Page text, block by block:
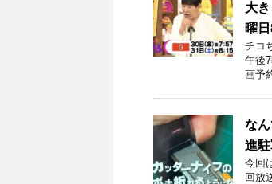
大
曜
チコ
午後
画予
な
進
今回
回放